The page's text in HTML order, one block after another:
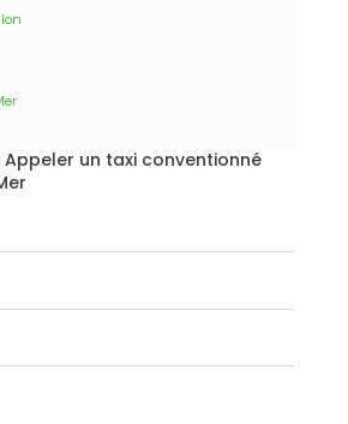
un taxi conventionné